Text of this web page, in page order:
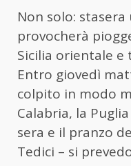
Non solo:
provocherà
Sicilia orientale e
Entro giovedì
colpito in modo
Calabria, la
sera e il pranzo
Tedici – si